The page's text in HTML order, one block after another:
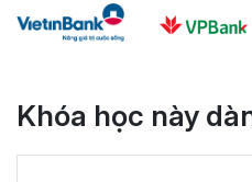
Khóa học này